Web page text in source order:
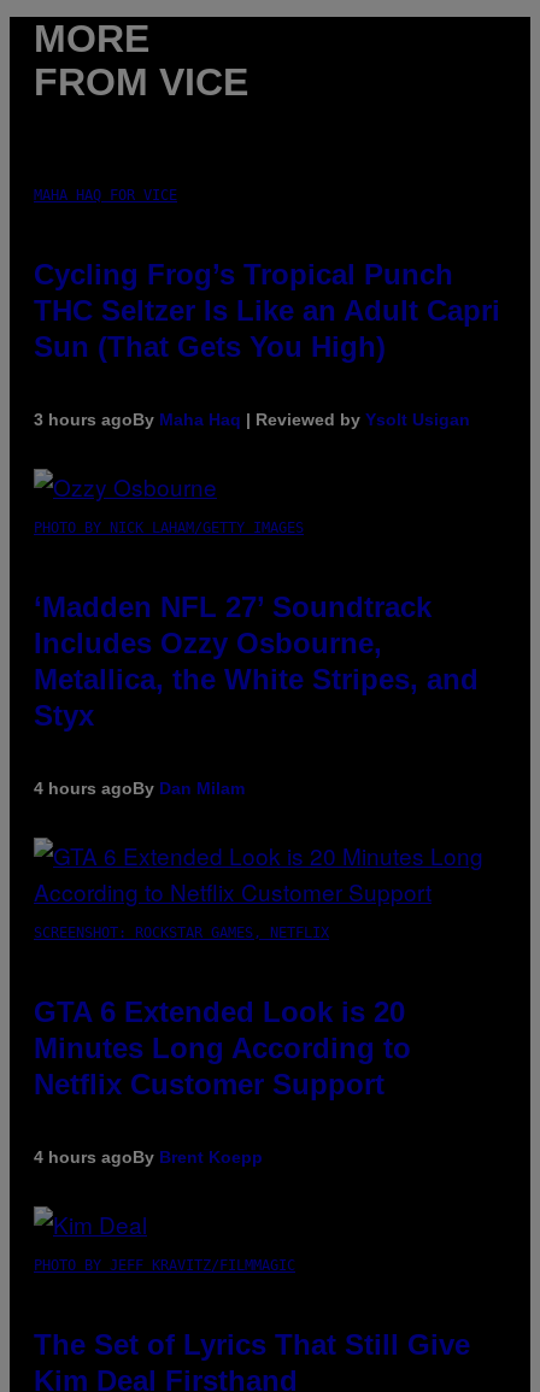
MORE
FROM VICE
MAHA HAQ FOR VICE
Cycling Frog’s Tropical Punch
THC Seltzer Is Like an Adult Capri
Sun (That Gets You High)
3 hours agoBy Maha Haq | Reviewed by Ysolt Usigan
PHOTO BY NICK LAHAM/GETTY IMAGES
‘Madden NFL 27’ Soundtrack
Includes Ozzy Osbourne,
Metallica, the White Stripes, and
Styx
4 hours agoBy Dan Milam
SCREENSHOT: ROCKSTAR GAMES, NETFLIX
GTA 6 Extended Look is 20
Minutes Long According to
Netflix Customer Support
4 hours agoBy Brent Koepp
PHOTO BY JEFF KRAVITZ/FILMMAGIC
The Set of Lyrics That Still Give
Kim Deal Firsthand